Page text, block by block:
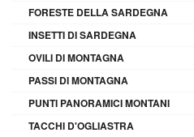
FORESTE DELLA SARDEGNA
INSETTI DI SARDEGNA
OVILI DI MONTAGNA
PASSI DI MONTAGNA
PUNTI PANORAMICI MONTANI
TACCHI D'OGLIASTRA